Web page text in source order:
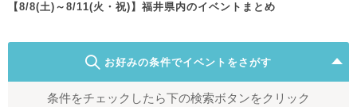
【8/8(土)～8/11(火・祝)】福井県内のイベントまとめ
お好みの条件でイベントをさがす
条件をチェックしたら下の検索ボタンをクリック